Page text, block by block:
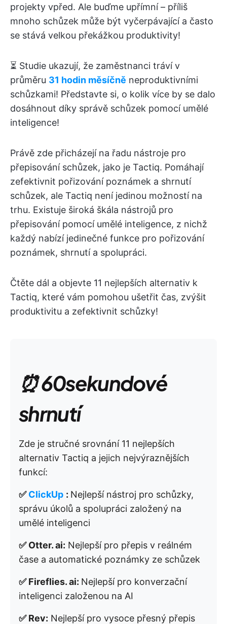
projekty vpřed. Ale buďme upřímní – příliš
mnoho schůzek může být vyčerpávající a často
se stává velkou překážkou produktivity!
⏳ Studie ukazují, že zaměstnanci tráví v
průměru 31 hodin měsíčně neproduktivními
schůzkami! Představte si, o kolik více by se dalo
dosáhnout díky správě schůzek pomocí umělé
inteligence!
Právě zde přicházejí na řadu nástroje pro
přepisování schůzek, jako je Tactiq. Pomáhají
zefektivnit pořizování poznámek a shrnutí
schůzek, ale Tactiq není jedinou možností na
trhu. Existuje široká škála nástrojů pro
přepisování pomocí umělé inteligence, z nichž
každý nabízí jedinečné funkce pro pořizování
poznámek, shrnutí a spolupráci.
Čtěte dál a objevte 11 nejlepších alternativ k
Tactiq, které vám pomohou ušetřit čas, zvýšit
produktivitu a zefektivnit schůzky!
⏰ 60sekundové
shrnutí
Zde je stručné srovnání 11 nejlepších
alternativ Tactiq a jejich nejvýraznějších
funkcí:
✅ClickUp : Nejlepší nástroj pro schůzky,
správu úkolů a spolupráci založený na
umělé inteligenci
✅ Otter. ai: Nejlepší pro přepis v reálném
čase a automatické poznámky ze schůzek
✅ Fireflies. ai: Nejlepší pro konverzační
inteligenci založenou na AI
✅ Rev: Nejlepší pro vysoce přesný přepis